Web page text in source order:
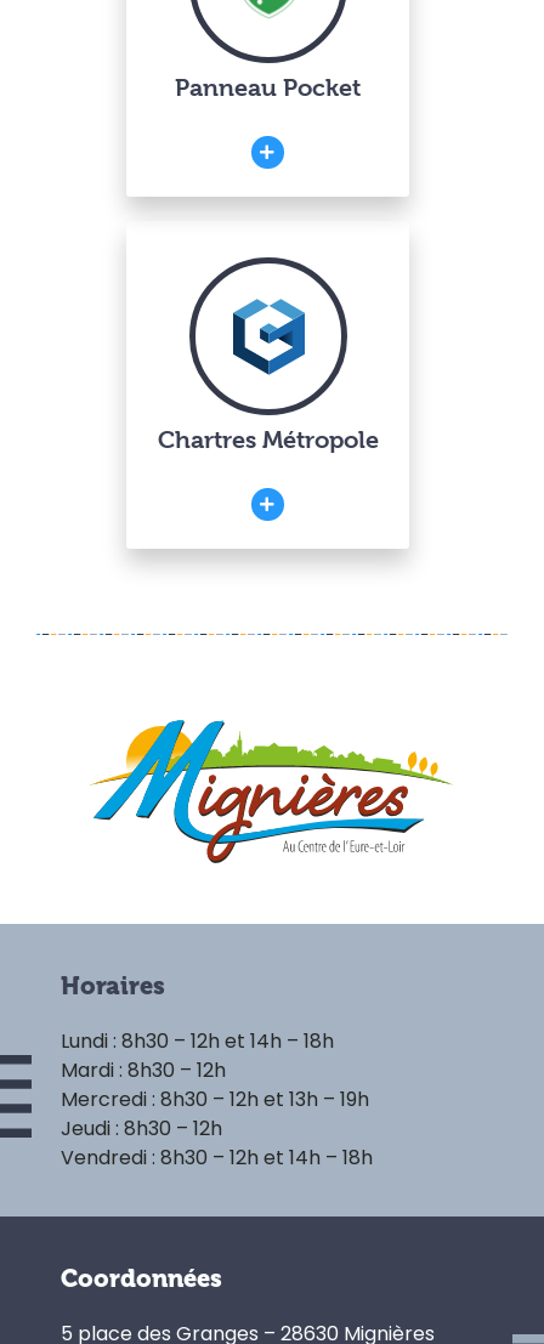
Panneau Pocket
Chartres Métropole
Horaires
Lundi : 8h30 – 12h et 14h – 18h
Mardi : 8h30 – 12h
Mercredi : 8h30 – 12h et 13h – 19h
Jeudi : 8h30 – 12h
Vendredi : 8h30 – 12h et 14h – 18h
Coordonnées
5 place des Granges – 28630 Mignières